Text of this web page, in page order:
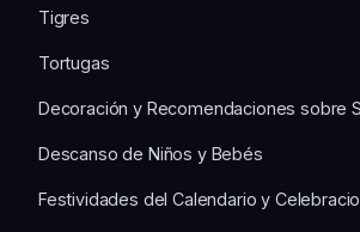
Tigres
Tortugas
Decoración y Recomendaciones sobre
Descanso de Niños y Bebés
Festividades del Calendario y